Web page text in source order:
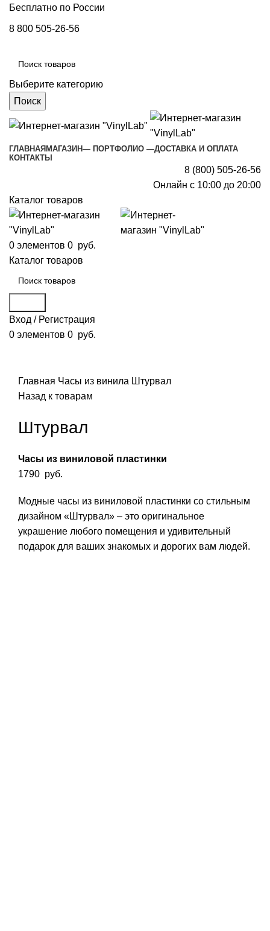
Бесплатно по России
8 800 505-26-56
Выберите категорию
Поиск
ГЛАВНАЯ МАГАЗИН— ПОРТФОЛИО —ДОСТАВКА И ОПЛАТА
КОНТАКТЫ
8 (800) 505-26-56
Онлайн с 10:00 до 20:00
Каталог товаров
0 элементов 0 руб.
Каталог товаров
Вход / Регистрация
0 элементов 0 руб.
Главная Часы из винила Штурвал
Назад к товарам
Штурвал
Часы из виниловой пластинки
1790 руб.
Модные часы из виниловой пластинки со стильным
дизайном «Штурвал» – это оригинальное
украшение любого помещения и удивительный
подарок для ваших знакомых и дорогих вам людей.